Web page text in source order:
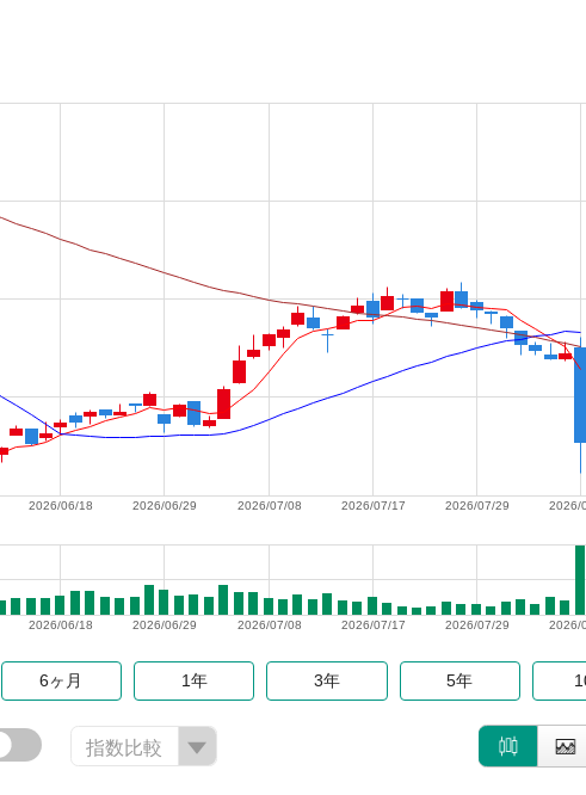
2026/
2026/07/29
2026/07/17
2026/07/08
2026/06/29
2026/06/18
2026/
2026/07/29
2026/07/17
2026/07/08
2026/06/29
2026/06/18
6ヶ月 1年 3年 5年
指数比較